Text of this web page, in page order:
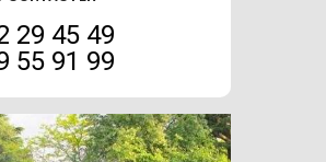
29 45 49
55 91 99